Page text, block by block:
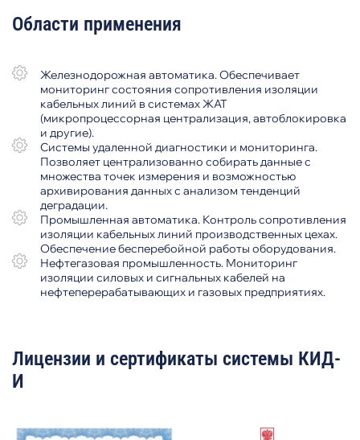
Области применения
Железнодорожная автоматика. Обеспечивает
мониторинг состояния сопротивления изоляции
кабельных линий в системах ЖАТ
(микропроцессорная централизация, автоблокировка
и другие).
Системы удаленной диагностики и мониторинга.
Позволяет централизованно собирать данные с
множества точек измерения и возможностью
архивирования данных с анализом тенденций
деградации.
Промышленная автоматика. Контроль сопротивления
изоляции кабельных линий производственных цехах.
Обеспечение бесперебойной работы оборудования.
Нефтегазовая промышленность. Мониторинг
изоляции силовых и сигнальных кабелей на
нефтеперерабатывающих и газовых предприятиях.
Лицензии и сертификаты системы КИД-
И